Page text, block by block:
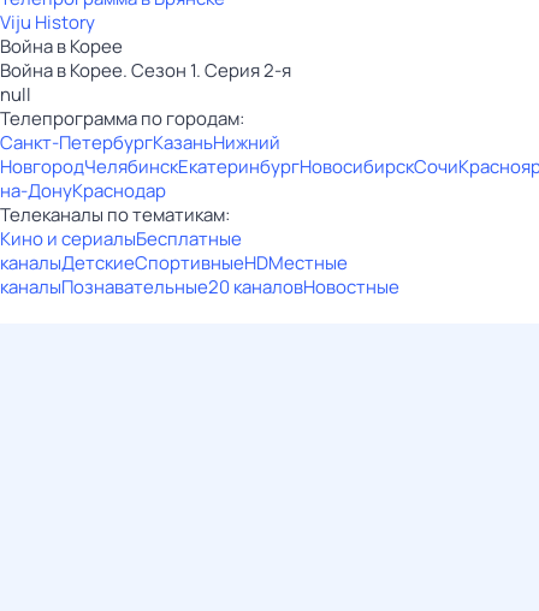
Viju History
Война в Корее
Война в Корее. Сезон 1. Серия 2-я
null
Телепрограмма по городам:
Санкт-ПетербургКазаньНижний
НовгородЧелябинскЕкатеринбургНовосибирскСочи
на-ДонуКраснодар
Телеканалы по тематикам:
Кино и сериалыБесплатные
каналыДетскиеСпортивныеHDМестные
каналыПознавательные20 каналовНовостные